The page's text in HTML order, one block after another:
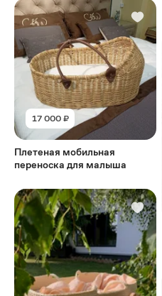
17 000 ₽
Плетеная мобильная
переноска для малыша